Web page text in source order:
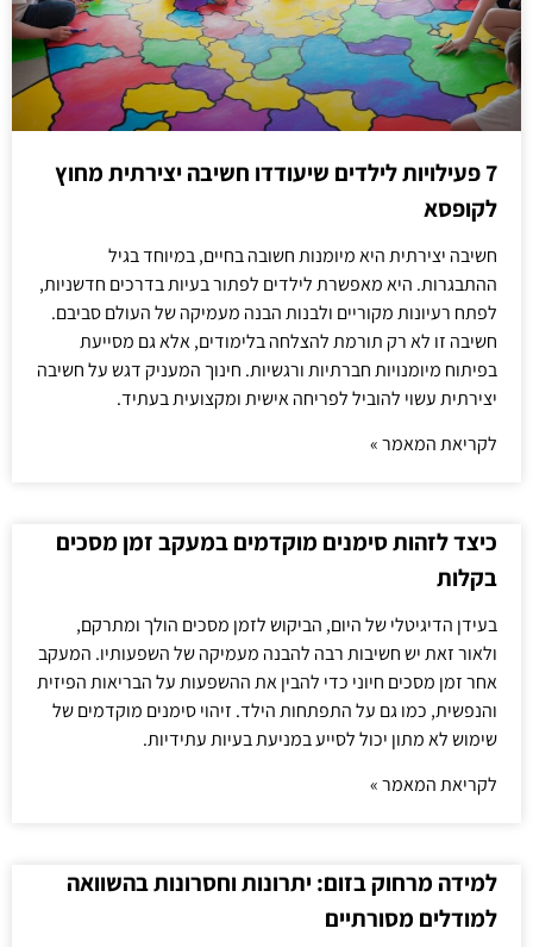
7 פעילויות לילדים שיעודדו חשיבה יצירתית מחוץ
לקופסא
חשיבה יצירתית היא מיומנות חשובה בחיים, במיוחד בגיל
ההתבגרות. היא מאפשרת לילדים לפתור בעיות בדרכים חדשניות,
לפתח רעיונות מקוריים ולבנות הבנה מעמיקה של העולם סביבם.
חשיבה זו לא רק תורמת להצלחה בלימודים, אלא גם מסייעת
בפיתוח מיומנויות חברתיות ורגשיות. חינוך המעניק דגש על חשיבה
יצירתית עשוי להוביל לפריחה אישית ומקצועית בעתיד.
לקריאת המאמר »
כיצד לזהות סימנים מוקדמים במעקב זמן מסכים
בקלות
בעידן הדיגיטלי של היום, הביקוש לזמן מסכים הולך ומתרקם,
ולאור זאת יש חשיבות רבה להבנה מעמיקה של השפעותיו. המעקב
אחר זמן מסכים חיוני כדי להבין את ההשפעות על הבריאות הפיזית
והנפשית, כמו גם על התפתחות הילד. זיהוי סימנים מוקדמים של
שימוש לא מתון יכול לסייע במניעת בעיות עתידיות.
לקריאת המאמר »
למידה מרחוק בזום: יתרונות וחסרונות בהשוואה
למודלים מסורתיים